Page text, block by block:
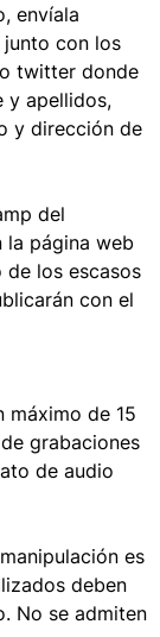
envíala
junto con los
twitter donde
y apellidos,
y dirección de
del
la página web
los escasos
con el
máximo de 15
grabaciones
de audio
es
deben
No se admiten